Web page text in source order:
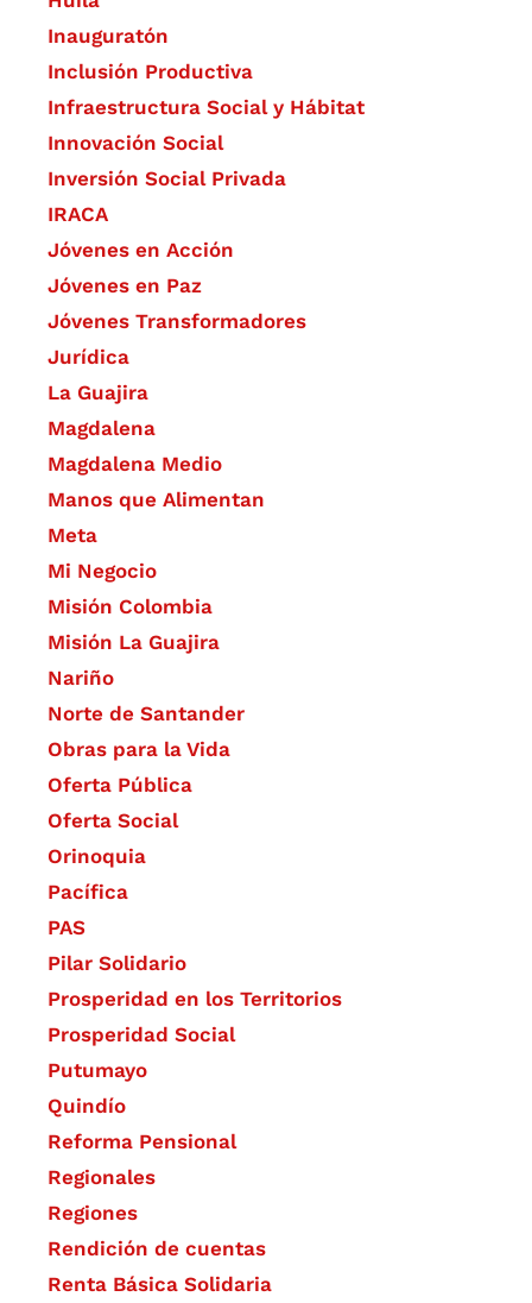
Inauguratón
Inclusión Productiva
Infraestructura Social y Hábitat
​Innovación Social
Inversión Social Privada
IRACA
Jóvenes en Acción
Jóvenes en Paz
Jóvenes Transformadores
Jurídica
La Guajira
Magdalena
Magdalena Medio
Manos que Alimentan
Meta
Mi Negocio
Misión Colombia
Misión La Guajira
Nariño
Norte de Santander
Obras para la Vida
Oferta Pública
Oferta Social​​
Orinoquia
Pacífica
PAS
Pilar Solidario
Prosperidad en los Territorios
Prosperidad Social
Putumayo
Quindío
Reforma Pensional
Regionales
Regiones
Rendición de cuentas
Renta Básica Solidaria